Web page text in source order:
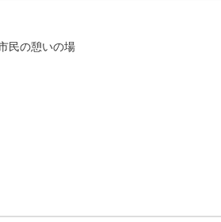
民の憩いの場